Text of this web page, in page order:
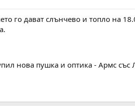
го дават слънчево и топло на
нова пушка и оптика - Армс със